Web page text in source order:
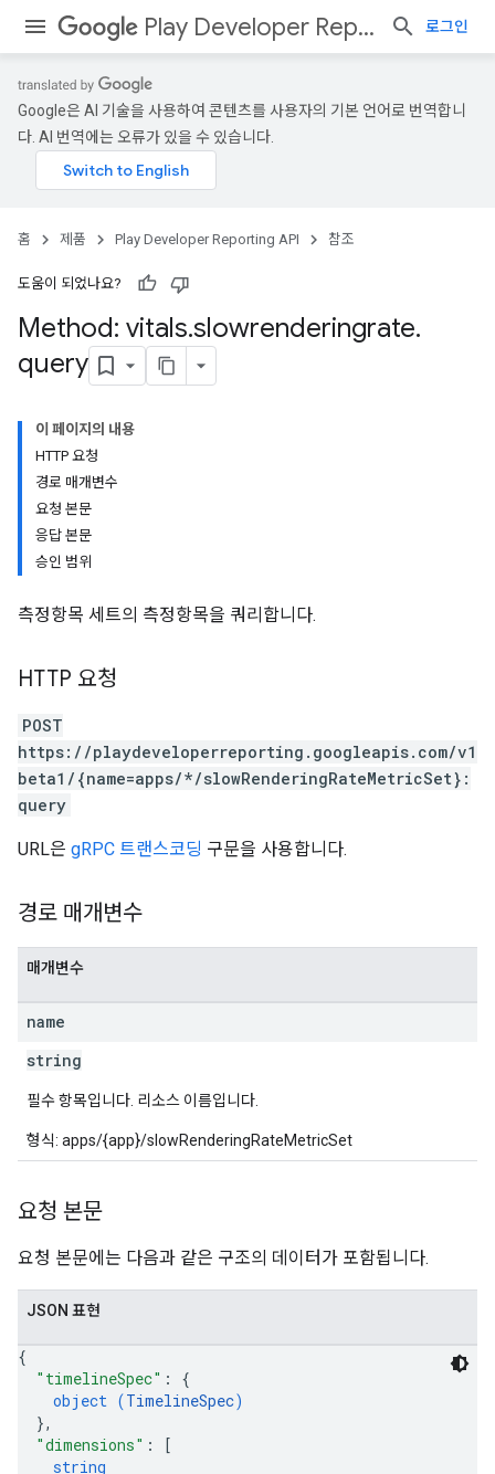
Play Developer Reporting API 로그인
Google은 AI 기술을 사용하여 콘텐츠를 사용자의 기본 언어로 번역합니
다. AI 번역에는 오류가 있을 수 있습니다.
홈 제품 Play Developer Reporting API 참조
도움이 되었나요?
Method: vitals.slowrenderingrate.
query
이 페이지의 내용
HTTP 요청
경로 매개변수
요청 본문
응답 본문
승인 범위
측정항목 세트의 측정항목을 쿼리합니다.
HTTP 요청
POST
https://playdeveloperreporting.googleapis.com/v1
beta1/{name=apps/*/slowRenderingRateMetricSet}:
query
URL은 gRPC 트랜스코딩 구문을 사용합니다.
경로 매개변수
매개변수
name
string
필수 항목입니다. 리소스 이름입니다.
형식: apps/{app}/slowRenderingRateMetricSet
요청 본문
요청 본문에는 다음과 같은 구조의 데이터가 포함됩니다.
JSON 표현
{
"timelineSpec" : {
object (TimelineSpec)
},
"dimensions" :
[
string